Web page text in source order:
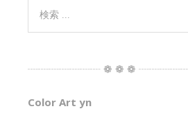
┈┈┈┈┈┈┈ ❁ ❁ ❁
Color Art yn